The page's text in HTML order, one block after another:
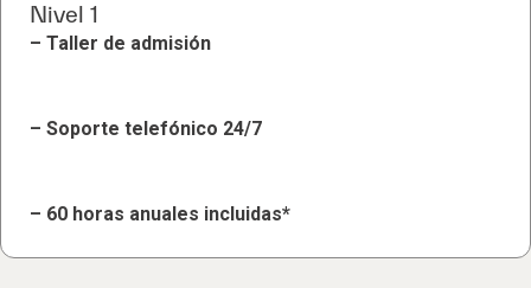
Nivel 1
– Taller de admisión
– Soporte telefónico 24/7
– 60 horas anuales incluidas*